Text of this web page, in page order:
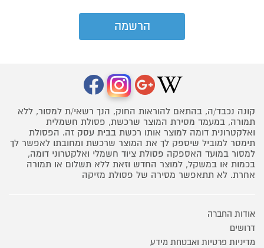
קונה נכבד/ה, בהתאם להוראות החוק, הנך רשאי/ת למסור, ללא
תמורה, במעמד מסירת המוצר שרכשת, פסולת חשמלית
ואלקטרונית דומה למוצר אותו רכשת בבית עסק זה. הפסולת
תימסר למוביל שיספק לך את המוצר שרכשת ומחובתו לאפשר לך
למסור במועד האספקה פסולת ציוד חשמלי ואלקטרוני דומה,
בכמות או במשקל, למוצר החדש וזאת ללא תשלום או תמורה
אחרת. לא תתאפשר מסירה של פסולת מזיקה
אודות החברה
דרושים
מדיניות פרטיות ואבטחת מידע